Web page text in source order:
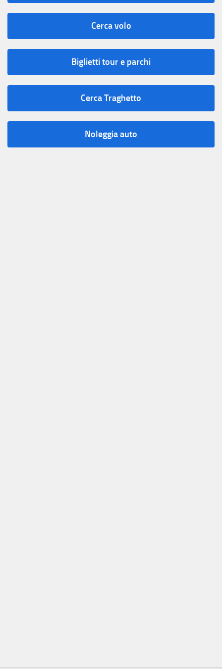
Cerca volo
Biglietti tour e parchi
Cerca Traghetto
Noleggia auto